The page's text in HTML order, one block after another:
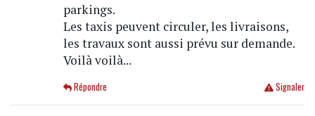
parkings.
Les taxis peuvent circuler, les livraisons,
les travaux sont aussi prévu sur demande.
Voilà voilà...
Signaler
Répondre